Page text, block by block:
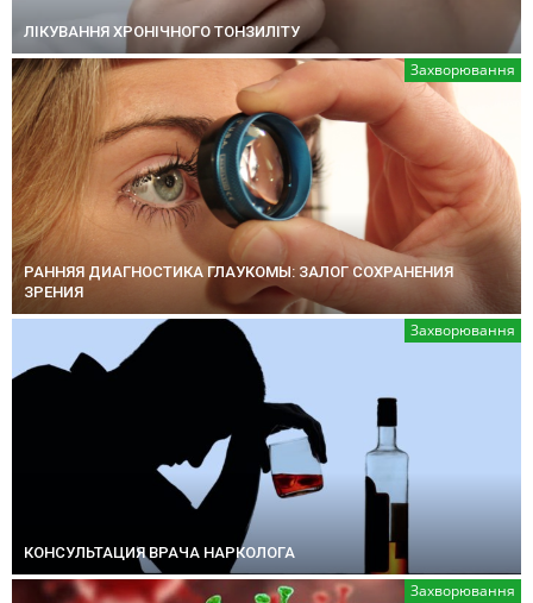
ЛІКУВАННЯ ХРОНІЧНОГО ТОНЗИЛІТУ
Захворювання
РАННЯЯ ДИАГНОСТИКА ГЛАУКОМЫ: ЗАЛОГ СОХРАНЕНИЯ
ЗРЕНИЯ
Захворювання
КОНСУЛЬТАЦИЯ ВРАЧА НАРКОЛОГА
Захворювання